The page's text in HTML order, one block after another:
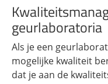
geurlaboratoria
Als je een
mogelijke kwaliteit
dat je aan de